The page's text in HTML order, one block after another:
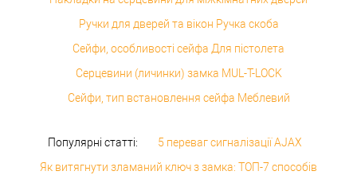
Ручки для дверей та вікон Ручка скоба
Сейфи, особливості сейфа Для пістолета
Серцевини (личинки) замка MUL-T-LOCK
Сейфи, тип встановлення сейфа Меблевий
Популярні статті:
5 переваг сигналізації AJAX
Як витягнути зламаний ключ з замка: ТОП-7 способів